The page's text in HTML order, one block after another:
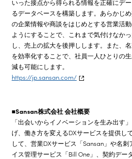
いった接点から得られる情報を正確にデ
るデータベースを構築します。あらかじ
の企業情報や商談をはじめとする営業活
ようにすることで、これまで気付けなか
し、売上の拡大を後押しします。また、
を効率化することで、社員一人ひとりの
減も可能にします。
https://jp.sansan.com/
■Sansan株式会社 会社概要
「出会いからイノベーションを生み出す
げ、働き方を変えるDXサービスを提供し
して、営業DXサービス「Sansan」や名
イス管理サービス「Bill One」、契約デー